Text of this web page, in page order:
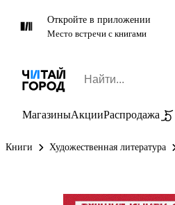
Откройте в приложении
Место встречи с книгами
МагазиныАкцииРаспродажа
Книги Художественная литература